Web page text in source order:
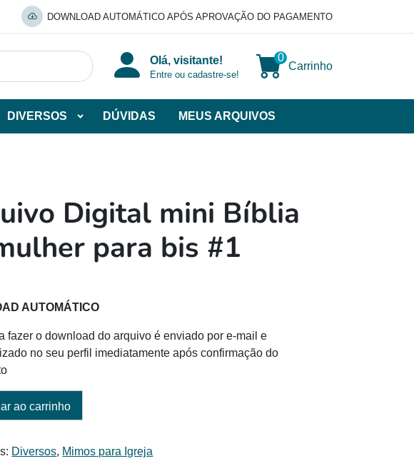
DOWNLOAD AUTOMÁTICO APÓS APROVAÇÃO DO PAGAMENTO
Olá, visitante!
Entre ou cadastre-se!
0
Carrinho
DIVERSOS DÚVIDAS MEUS ARQUIVOS
Digital mini Bíblia
para bis #1
AUTOMÁTICO
fazer o download do arquivo é enviado por e-mail e
no seu perfil imediatamente após confirmação do
ao carrinho
Diversos, Mimos para Igreja